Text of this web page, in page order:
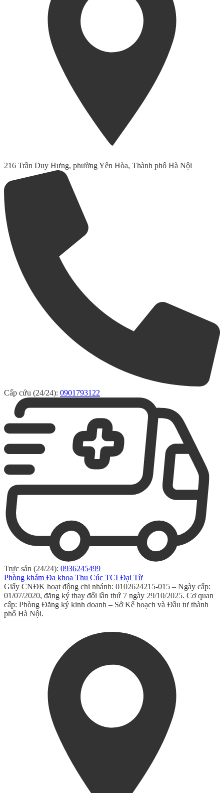
216 Trần Duy Hưng, phường Yên Hòa, Thành phố Hà Nội
Cấp cứu (24/24): 0901793122
Trực sản (24/24): 0936245499
Phòng khám Đa khoa Thu Cúc TCI Đại Từ
Giấy CNĐK hoạt động chi nhánh: 0102624215-015 – Ngày cấp:
01/07/2020, đăng ký thay đổi lần thứ 7 ngày 29/10/2025. Cơ quan
cấp: Phòng Đăng ký kinh doanh – Sở Kế hoạch và Đầu tư thành
phố Hà Nội.